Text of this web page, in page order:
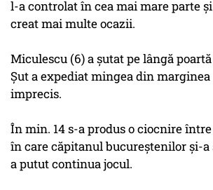
l-a controlat în cea mai mare parte
creat mai multe ocazii.
Miculescu (6) a şutat pe lângă
Şut a expediat mingea din marginea
imprecis.
În min. 14 s-a produs o ciocnire
în care căpitanul bucureştenilor şi-a
a putut continua jocul.